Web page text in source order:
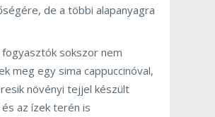
de a többi alapanyagra
fogyasztók sokszor nem
meg egy sima cappuccinóval,
növényi tejjel készült
az ízek terén is